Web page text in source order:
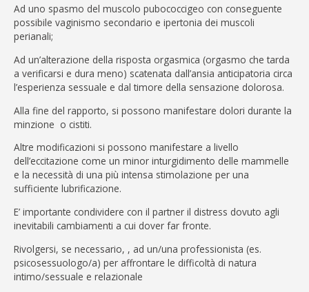
Ad uno spasmo del muscolo pubococcigeo con conseguente
possibile vaginismo secondario e ipertonia dei muscoli
perianali;
Ad un’alterazione della risposta orgasmica (orgasmo che tarda
a verificarsi e dura meno) scatenata dall’ansia anticipatoria circa
l’esperienza sessuale e dal timore della sensazione dolorosa.
Alla fine del rapporto, si possono manifestare dolori durante la
minzione o cistiti.
Altre modificazioni si possono manifestare a livello
dell’eccitazione come un minor inturgidimento delle mammelle
e la necessità di una più intensa stimolazione per una
sufficiente lubrificazione.
E’ importante condividere con il partner il distress dovuto agli
inevitabili cambiamenti a cui dover far fronte.
Rivolgersi, se necessario, , ad un/una professionista (es.
psicosessuologo/a) per affrontare le difficoltà di natura
intimo/sessuale e relazionale